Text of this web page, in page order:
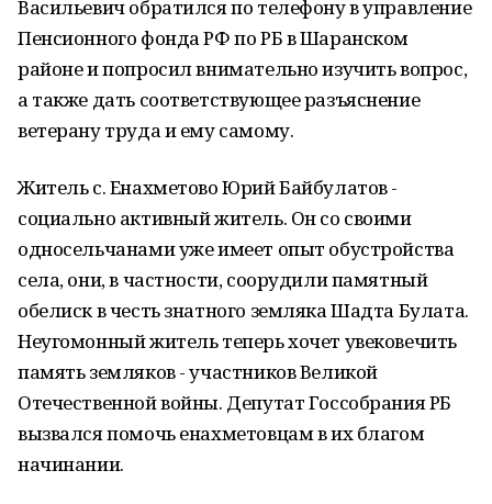
Васильевич обратился по телефону в управление
Пенсионного фонда РФ по РБ в Шаранском
районе и попросил внимательно изучить вопрос,
а также дать соответствующее разъяснение
ветерану труда и ему самому.
Житель с. Енахметово Юрий Байбулатов -
социально активный житель. Он со своими
односельчанами уже имеет опыт обустройства
села, они, в частности, соорудили памятный
обелиск в честь знатного земляка Шадта Булата.
Неугомонный житель теперь хочет увековечить
память земляков - участников Великой
Отечественной войны. Депутат Госсобрания РБ
вызвался помочь енахметовцам в их благом
начинании.